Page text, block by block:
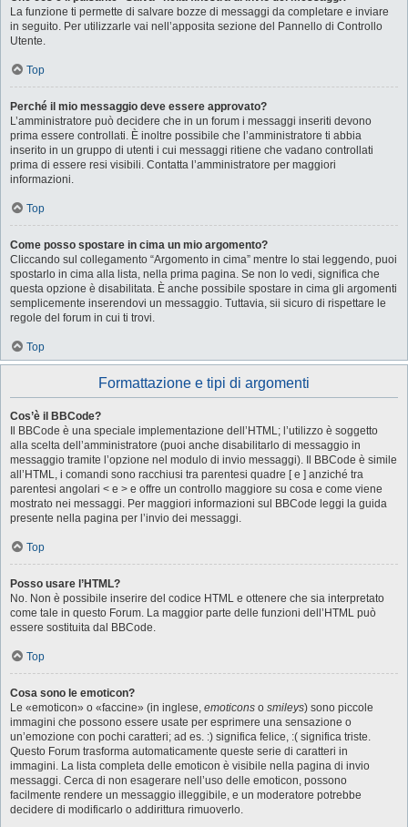
La funzione ti permette di salvare bozze di messaggi da completare e inviare
in seguito. Per utilizzarle vai nell’apposita sezione del Pannello di Controllo
Utente.
Top
Perché il mio messaggio deve essere approvato?
L’amministratore può decidere che in un forum i messaggi inseriti devono
prima essere controllati. È inoltre possibile che l’amministratore ti abbia
inserito in un gruppo di utenti i cui messaggi ritiene che vadano controllati
prima di essere resi visibili. Contatta l’amministratore per maggiori
informazioni.
Top
Come posso spostare in cima un mio argomento?
Cliccando sul collegamento “Argomento in cima” mentre lo stai leggendo, puoi
spostarlo in cima alla lista, nella prima pagina. Se non lo vedi, significa che
questa opzione è disabilitata. È anche possibile spostare in cima gli argomenti
semplicemente inserendovi un messaggio. Tuttavia, sii sicuro di rispettare le
regole del forum in cui ti trovi.
Top
Formattazione e tipi di argomenti
Cos’è il BBCode?
Il BBCode è una speciale implementazione dell’HTML; l’utilizzo è soggetto
alla scelta dell’amministratore (puoi anche disabilitarlo di messaggio in
messaggio tramite l’opzione nel modulo di invio messaggi). Il BBCode è simile
all’HTML, i comandi sono racchiusi tra parentesi quadre [ e ] anziché tra
parentesi angolari < e > e offre un controllo maggiore su cosa e come viene
mostrato nei messaggi. Per maggiori informazioni sul BBCode leggi la guida
presente nella pagina per l’invio dei messaggi.
Top
Posso usare l’HTML?
No. Non è possibile inserire del codice HTML e ottenere che sia interpretato
come tale in questo Forum. La maggior parte delle funzioni dell’HTML può
essere sostituita dal BBCode.
Top
Cosa sono le emoticon?
Le «emoticon» o «faccine» (in inglese, emoticons o smileys) sono piccole
immagini che possono essere usate per esprimere una sensazione o
un’emozione con pochi caratteri; ad es. :) significa felice, :( significa triste.
Questo Forum trasforma automaticamente queste serie di caratteri in
immagini. La lista completa delle emoticon è visibile nella pagina di invio
messaggi. Cerca di non esagerare nell’uso delle emoticon, possono
facilmente rendere un messaggio illeggibile, e un moderatore potrebbe
decidere di modificarlo o addirittura rimuoverlo.